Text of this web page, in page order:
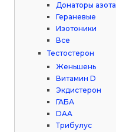
Донаторы азота
Гераневые
Изотоники
Все
Тестостерон
Женьшень
Витамин D
Экдистерон
ГАБА
DAA
Трибулус